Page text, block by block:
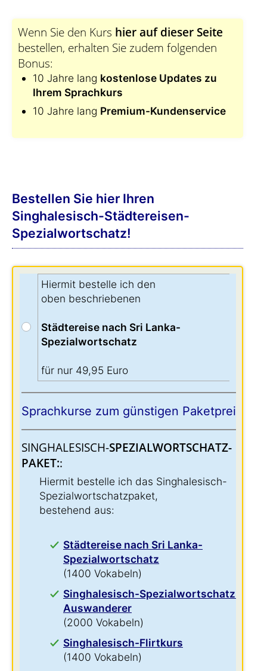
Wenn Sie den Kurs hier auf dieser Seite
bestellen, erhalten Sie zudem folgenden
Bonus:
10 Jahre lang kostenlose Updates zu
Ihrem Sprachkurs
10 Jahre lang Premium-Kundenservice
Bestellen Sie hier Ihren
Singhalesisch-Städtereisen-
Spezialwortschatz!
Hiermit bestelle ich den
oben beschriebenen
Städtereise nach Sri Lanka-
Spezialwortschatz
für nur 49,95 Euro
Sprachkurse zum günstigen Paketpreis:
SINGHALESISCH-SPEZIALWORTSCHATZ-
PAKET::
Hiermit bestelle ich das Singhalesisch-
Spezialwortschatzpaket,
bestehend aus:
Städtereise nach Sri Lanka-
Spezialwortschatz
(1400 Vokabeln)
Singhalesisch-Spezialwortschatz für
Auswanderer
(2000 Vokabeln)
Singhalesisch-Flirtkurs
(1400 Vokabeln)